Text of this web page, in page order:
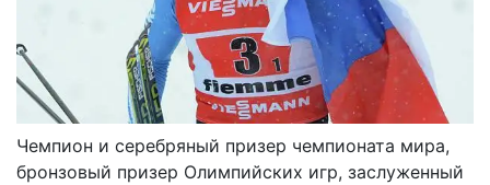
Чемпион и серебряный призер чемпионата мира,
бронзовый призер Олимпийских игр, заслуженный